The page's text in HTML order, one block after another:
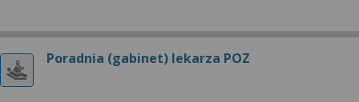
Poradnia (gabinet) lekarza POZ